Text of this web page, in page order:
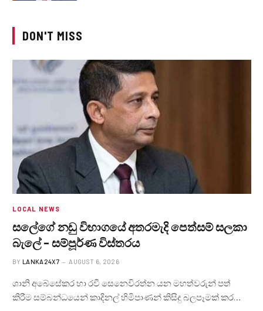
DON'T MISS
LOCAL NEWS
සලේගේ නඩු විභාගයේ අතරමැදි පෙත්සම් සලකා
බැලේ – සම්පූර්ණ විස්තරය
BY LANKA24X7 AUGUST 6, 2026
ශානි අබේසේකර හා රවී සෙනෙවිරත්න යන මහත්වරුන් පත්
කිරීම සම්බන්ධයෙන් කාදිනල් හිමිපාණන් කිසිදු බලපෑමක් කර…